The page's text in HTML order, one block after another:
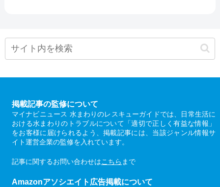
掲載記事の監修について
マイナビニュース 水まわりのレスキューガイドでは、日常生活に
おける水まわりのトラブルについて「適切で正しく有益な情報」
をお客様に届けられるよう、掲載記事には、当該ジャンル情報サ
イト運営企業の監修を入れています。
記事に関するお問い合わせはこちら まで
Amazonアソシエイト広告掲載について